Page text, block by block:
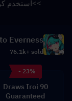
>> استخدم
Everness
76.1k+ sold
- 23%
90 Draws Iroi
Guaranteed